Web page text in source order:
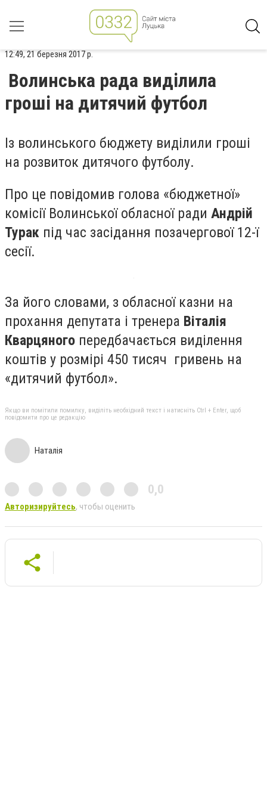
12:49, 21 березня 2017 р.
Волинська рада виділила
гроші на дитячий футбол
Із волинського бюджету виділили гроші
на розвиток дитячого футболу.
Про це повідомив голова «бюджетної»
комісії Волинської обласної ради Андрій
Турак під час засідання позачергової 12-ї
сесії.
За його словами, з обласної казни на
прохання депутата і тренера Віталія
Кварцяного передбачається виділення
коштів у розмірі 450 тисяч гривень на
«дитячий футбол».
Якщо ви помітили помилку, виділіть необхідний текст і натисніть Ctrl + Enter, щоб
повідомити про це редакцію
Наталія
0,0
Авторизируйтесь, чтобы оценить